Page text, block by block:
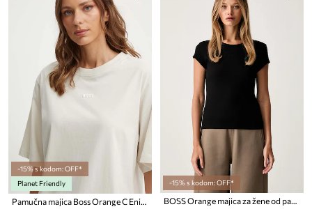
-15% s kodom: OFF*
Planet Friendly
Pamučna majica Boss Orange C Enis Small Logo
-15% s kodom: OFF*
BOSS Orange majica za žene od pamuka s elastanom C_Ecute